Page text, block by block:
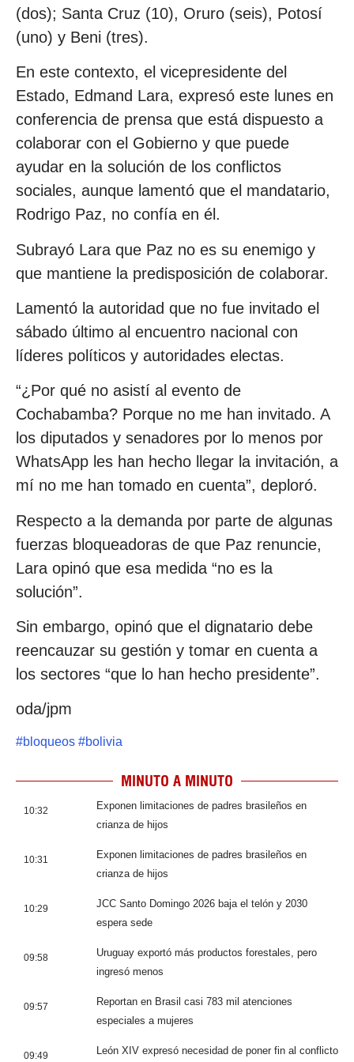
(dos); Santa Cruz (10), Oruro (seis), Potosí
(uno) y Beni (tres).
En este contexto, el vicepresidente del
Estado, Edmand Lara, expresó este lunes en
conferencia de prensa que está dispuesto a
colaborar con el Gobierno y que puede
ayudar en la solución de los conflictos
sociales, aunque lamentó que el mandatario,
Rodrigo Paz, no confía en él.
Subrayó Lara que Paz no es su enemigo y
que mantiene la predisposición de colaborar.
Lamentó la autoridad que no fue invitado el
sábado último al encuentro nacional con
líderes políticos y autoridades electas.
“¿Por qué no asistí al evento de
Cochabamba? Porque no me han invitado. A
los diputados y senadores por lo menos por
WhatsApp les han hecho llegar la invitación, a
mí no me han tomado en cuenta”, deploró.
Respecto a la demanda por parte de algunas
fuerzas bloqueadoras de que Paz renuncie,
Lara opinó que esa medida “no es la
solución”.
Sin embargo, opinó que el dignatario debe
reencauzar su gestión y tomar en cuenta a
los sectores “que lo han hecho presidente”.
oda/jpm
#bloqueos #bolivia
MINUTO A MINUTO
10:32
Exponen limitaciones de padres brasileños en
crianza de hijos
10:31
Exponen limitaciones de padres brasileños en
crianza de hijos
10:29
JCC Santo Domingo 2026 baja el telón y 2030
espera sede
09:58
Uruguay exportó más productos forestales, pero
ingresó menos
09:57
Reportan en Brasil casi 783 mil atenciones
especiales a mujeres
09:49
León XIV expresó necesidad de poner fin al conflicto